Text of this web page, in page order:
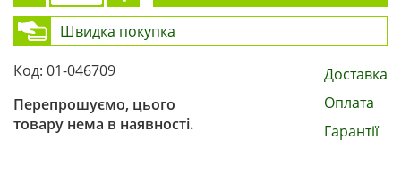
Швидка покупка
Код: 01-046709
Перепрошуємо, цього
товару нема в наявності.
Доставка
Оплата
Гарантії